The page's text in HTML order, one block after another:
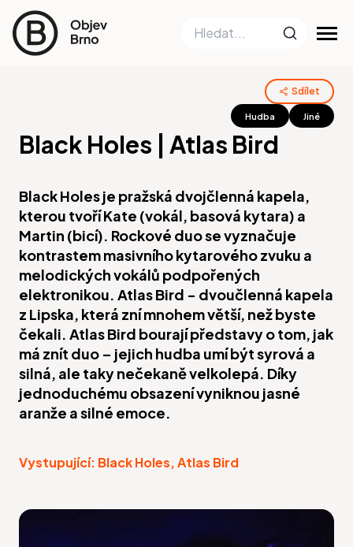
Sdílet
Hudba Jiné
Black Holes | Atlas Bird
Black Holes je pražská dvojčlenná kapela,
kterou tvoří Kate (vokál, basová kytara) a
Martin (bicí). Rockové duo se vyznačuje
kontrastem masivního kytarového zvuku a
melodických vokálů podpořených
elektronikou. Atlas Bird - dvoučlenná kapela
z Lipska, která zní mnohem větší, než byste
čekali. Atlas Bird bourají představy o tom, jak
má znít duo – jejich hudba umí být syrová a
silná, ale taky nečekaně velkolepá. Díky
jednoduchému obsazení vyniknou jasné
aranže a silné emoce.
Vystupující: Black Holes, Atlas Bird